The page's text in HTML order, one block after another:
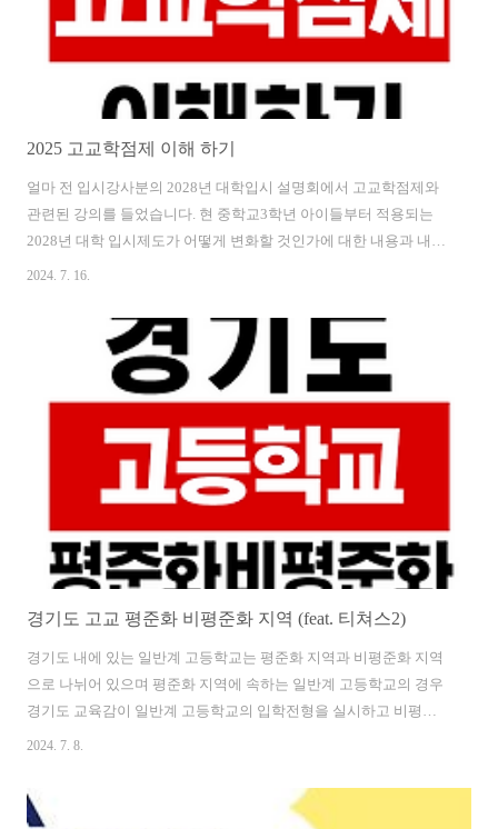
2025 고교학점제 이해 하기
얼마 전 입시강사분의 2028년 대학입시 설명회에서 고교학점제와
관련된 강의를 들었습니다. 현 중학교3학년 아이들부터 적용되는
2028년 대학 입시제도가 어떻게 변화할 것인가에 대한 내용과 내년
부터 시행되는 고교학점제에 대한 전반적인 내용이었습니다. 이번
이해가 아닌 고교학점제를 어떻게 이해하면 좋을지에 대해 제가 이
해한 만큼 적어보겠습니다. 먼저 지난번 교육부에서 정리한 고교학
점제에 대해 궁금하신 분은 아래 글을 참고해주세요 2024.07.04 -
[중학생 학부모/고교입시] - 고교 학점제 2025년 고등학교 전면시
행? 고교 학점제 2025년 고등학교 전면시행?여러 특성을 가진 고등
학교의 종류에 대해 알아보면서 나오는 내용이 고교학점제였습..
2024. 7. 16.
경기도 고교 평준화 비평준화 지역 (feat. 티쳐스2)
경기도 내에 있는 일반계 고등학교는 평준화 지역과 비평준화 지역
으로 나뉘어 있으며 평준화 지역에 속하는 일반계 고등학교의 경우
경기도 교육감이 일반계 고등학교의 입학전형을 실시하고 비평준
화 지역에 속하는 일반계 고등학교는 고등학교장이 입학전형을 실
성적을 200점으로 산출하여 평준화지역의 경우 일반고등학교 모집
정원만큼 선발할 때 이용하며 비평준화지역의 경우 일반 고등학교
2024. 7. 8.